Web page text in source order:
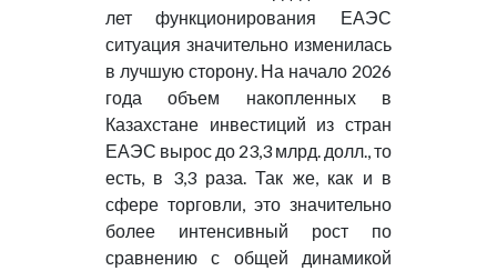
лет функционирования ЕАЭС
ситуация значительно изменилась
в лучшую сторону. На начало 2026
года объем накопленных в
Казахстане инвестиций из стран
ЕАЭС вырос до 23,3 млрд. долл., то
есть, в 3,3 раза. Так же, как и в
сфере торговли, это значительно
более интенсивный рост по
сравнению с общей динамикой